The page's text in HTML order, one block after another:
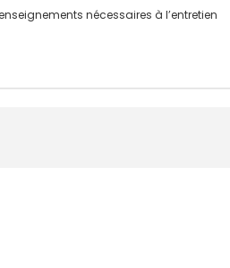
nécessaires à l’entretien